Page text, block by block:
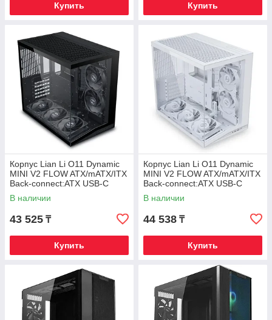
Купить Купить
Корпус Lian Li O11 Dynamic
MINI V2 FLOW ATX/mATX/ITX
Back-connect:ATX USB-C
G99.O11DMIV2FX.00 Черный
В наличии
43 525 ₸
Купить
Корпус Lian Li O11 Dynamic
MINI V2 FLOW ATX/mATX/ITX
Back-connect:ATX USB-C
G99.O11DMIV2FW.00 Белый
В наличии
44 538 ₸
Купить